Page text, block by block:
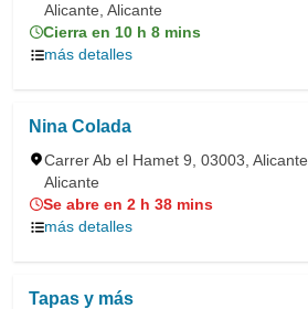
Alicante, Alicante
Cierra en 10 h 8 mins
más detalles
Nina Colada
Carrer Ab el Hamet 9, 03003, Alicante,
Alicante
Se abre en 2 h 38 mins
más detalles
Tapas y más